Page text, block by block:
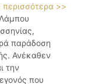
περισσότερα >>
παράδοση
Ανέκαθεν
την
που